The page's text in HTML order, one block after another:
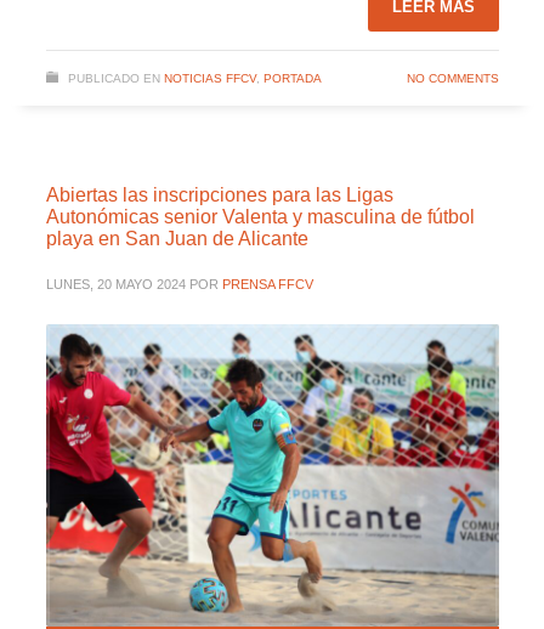
LEER MÁS
PUBLICADO EN NOTICIAS FFCV, PORTADA NO COMMENTS
Abiertas las inscripciones para las Ligas
Autonómicas senior Valenta y masculina de fútbol
playa en San Juan de Alicante
LUNES, 20 MAYO 2024 POR PRENSA FFCV